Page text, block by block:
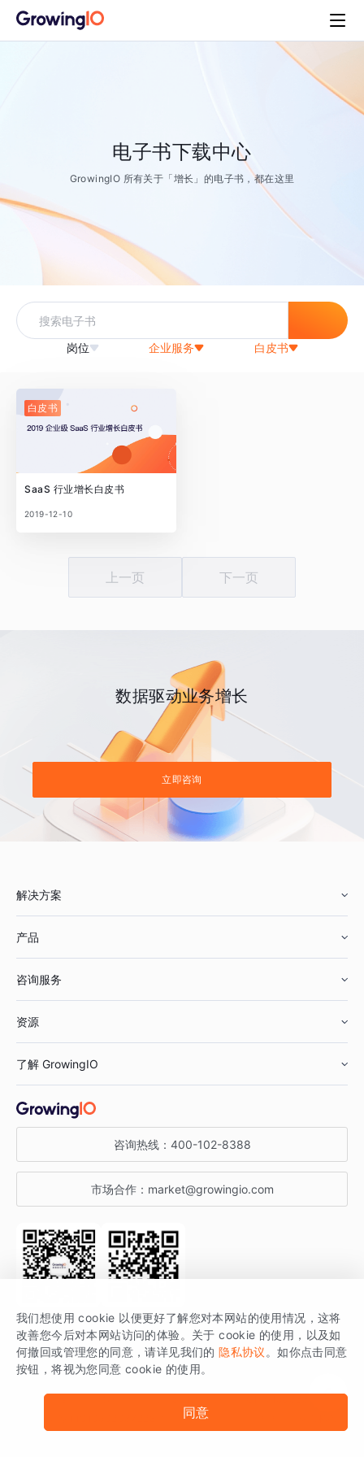
电子书下载中心
GrowingIO 所有关于「增长」的电子书，都在这里
岗位 企业服务 白皮书
白皮书
SaaS 行业增长白皮书
2019-12-10
上一页 下一页
数据驱动业务增长
立即咨询
解决方案
鞋服行业
汽车行业
金融行业
产品
智能运营
获客分析
咨询服务
资源
增长公开课
增长博客
开发者文档
SDK 文档
场景指南
了解 GrowingIO
关于 GrowingIO
增长大会
行业活动
咨询热线： 400-102-8388
市场合作： market@growingio.com
关注公众号 获取更多干货
GrowingIO 是专注于数据智能分析与增长的品牌，核心平台为 GrowingIO
分析云。
版权所有 © 北京易数科技有限公司
我们想使用 cookie 以便更好了解您对本网站的使用情况，这将
改善您今后对本网站访问的体验。关于 cookie 的使用，以及如
何撤回或管理您的同意，请详见我们的 隐私协议 。如你点击同意
按钮，将视为您同意 cookie 的使用。
同意